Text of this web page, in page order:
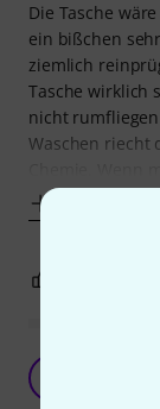
Die Tasche
ein bißchen
ziemlich
Tasche wirklich
nicht rumfliegen
Waschen riecht